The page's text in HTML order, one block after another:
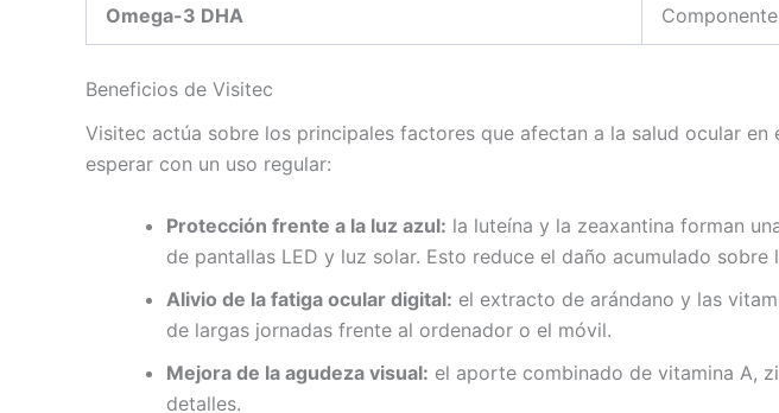
Omega-3 DHA
Beneficios de Visitec
Visitec actúa sobre los principales factores que afectan a la salud ocular
esperar con un uso regular:
Protección frente a la luz azul: la luteína y la zeaxantina forman
de pantallas LED y luz solar. Esto reduce el daño acumulado
Alivio de la fatiga ocular digital: el extracto de arándano y las
de largas jornadas frente al ordenador o el móvil.
Mejora de la agudeza visual: el aporte combinado de vitamina A,
detalles.